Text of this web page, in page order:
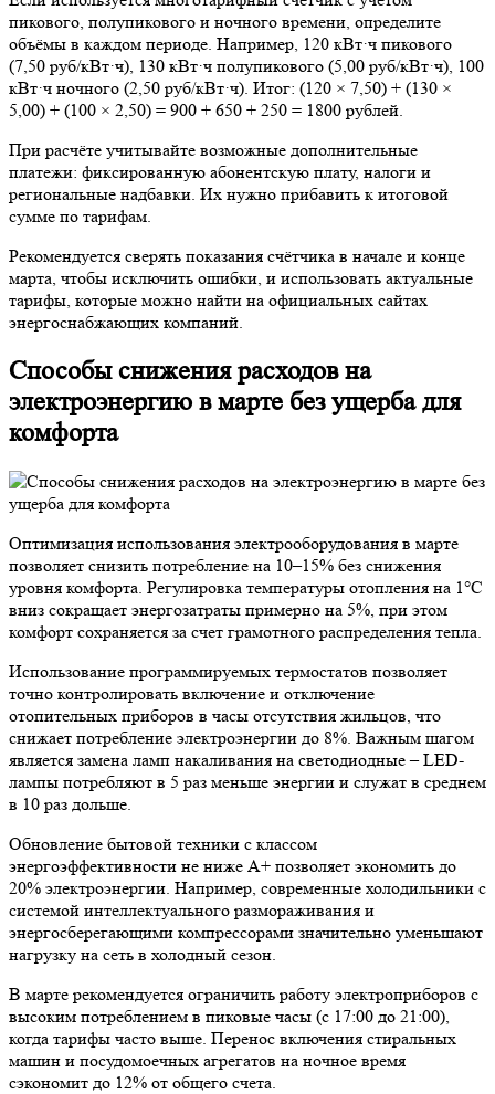
пикового, полупикового и ночного времени, определите
объёмы в каждом периоде. Например, 120 кВт·ч пикового
(7,50 руб/кВт·ч), 130 кВт·ч полупикового (5,00 руб/кВт·ч), 100
кВт·ч ночного (2,50 руб/кВт·ч). Итог: (120 × 7,50) + (130 ×
5,00) + (100 × 2,50) = 900 + 650 + 250 = 1800 рублей.
При расчёте учитывайте возможные дополнительные
платежи: фиксированную абонентскую плату, налоги и
региональные надбавки. Их нужно прибавить к итоговой
сумме по тарифам.
Рекомендуется сверять показания счётчика в начале и конце
марта, чтобы исключить ошибки, и использовать актуальные
тарифы, которые можно найти на официальных сайтах
энергоснабжающих компаний.
Способы снижения расходов на
электроэнергию в марте без ущерба для
комфорта
Оптимизация использования электрооборудования в марте
позволяет снизить потребление на 10–15% без снижения
уровня комфорта. Регулировка температуры отопления на 1°C
вниз сокращает энергозатраты примерно на 5%, при этом
комфорт сохраняется за счет грамотного распределения тепла.
Использование программируемых термостатов позволяет
точно контролировать включение и отключение
отопительных приборов в часы отсутствия жильцов, что
снижает потребление электроэнергии до 8%. Важным шагом
является замена ламп накаливания на светодиодные – LED-
лампы потребляют в 5 раз меньше энергии и служат в среднем
в 10 раз дольше.
Обновление бытовой техники с классом
энергоэффективности не ниже A+ позволяет экономить до
20% электроэнергии. Например, современные холодильники с
системой интеллектуального размораживания и
энергосберегающими компрессорами значительно уменьшают
нагрузку на сеть в холодный сезон.
В марте рекомендуется ограничить работу электроприборов с
высоким потреблением в пиковые часы (с 17:00 до 21:00),
когда тарифы часто выше. Перенос включения стиральных
машин и посудомоечных агрегатов на ночное время
сэкономит до 12% от общего счета.